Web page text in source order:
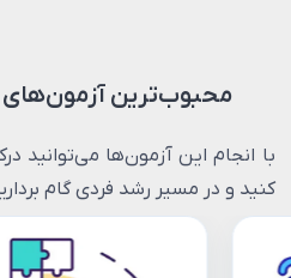
محبوب‌ترین آزمون‌های
با انجام این آزمون‌ها می‌توانید
کنید و در مسیر رشد فردی گام